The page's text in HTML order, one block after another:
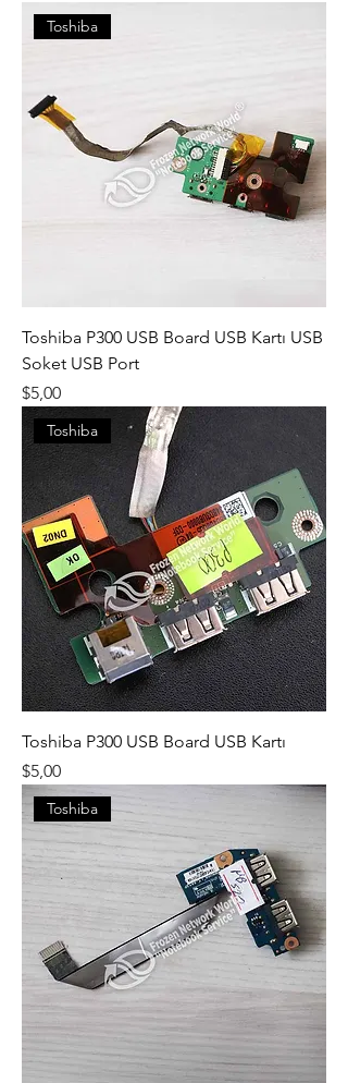
Toshiba
Toshiba P300 USB Board USB Kartı USB
Soket USB Port
Fiyat
$5,00
Toshiba
Toshiba P300 USB Board USB Kartı
Fiyat
$5,00
Toshiba